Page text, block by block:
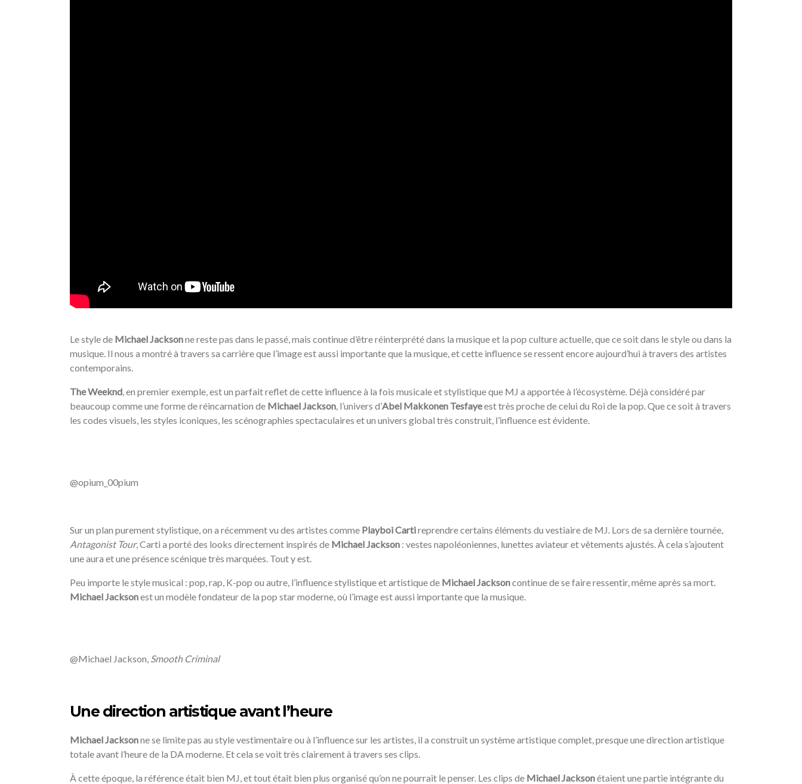
Le style de Michael Jacksonne reste pas dans le passé, mais continue d’être réinterprété dans la musique et la pop culture actuelle, que ce soit dans le style ou dans la
musique. Il nous a montré à travers sa carrière que l’image est aussi importante que la musique, et cette influence se ressent encore aujourd’hui à travers des artistes
contemporains.
The Weeknd, en premier exemple, est un parfait reflet de cette influence à la fois musicale et stylistique que MJ a apportée à l’écosystème. Déjà considéré par
beaucoup comme une forme de réincarnation de Michael Jackson, l’univers d’Abel Makkonen Tesfayeest très proche de celui du Roi de la pop. Que ce soit à travers
les codes visuels, les styles iconiques, les scénographies spectaculaires et un univers global très construit, l’influence est évidente.
@opium_00pium
Sur un plan purement stylistique, on a récemment vu des artistes comme Playboi Cartireprendre certains éléments du vestiaire de MJ. Lors de sa dernière tournée,
Antagonist Tour, Carti a porté des looks directement inspirés de Michael Jackson : vestes napoléoniennes, lunettes aviateur et vêtements ajustés. À cela s’ajoutent
une aura et une présence scénique très marquées. Tout y est.
Peu importe le style musical : pop, rap, K-pop ou autre, l’influence stylistique et artistique de Michael Jacksoncontinue de se faire ressentir, même après sa mort.
Michael Jacksonest un modèle fondateur de la pop star moderne, où l’image est aussi importante que la musique.
@Michael Jackson, Smooth Criminal
Une direction artistique avant l’heure
Michael Jacksonne se limite pas au style vestimentaire ou à l’influence sur les artistes, il a construit un système artistique complet, presque une direction artistique
totale avant l’heure de la DA moderne. Et cela se voit très clairement à travers ses clips.
À cette époque, la référence était bien MJ, et tout était bien plus organisé qu’on ne pourrait le penser. Les clips de Michael Jacksonétaient une partie intégrante du